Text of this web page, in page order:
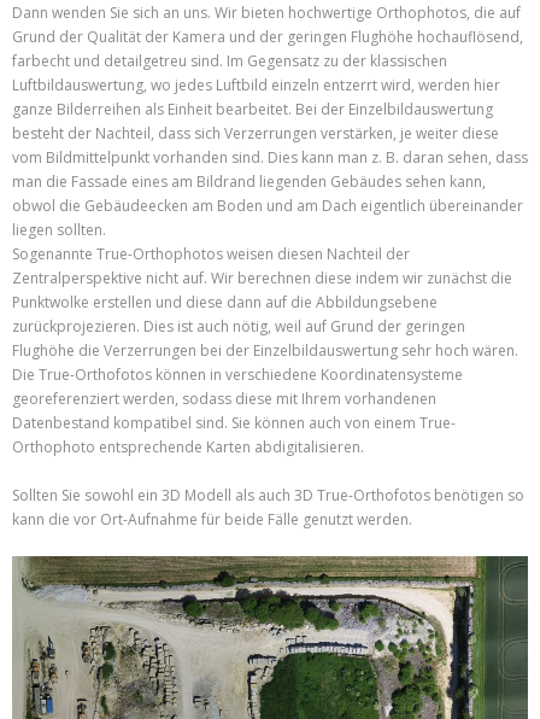
Dann wenden Sie sich an uns. Wir bieten hochwertige Orthophotos, die auf
Grund der Qualität der Kamera und der geringen Flughöhe hochauflösend,
farbecht und detailgetreu sind. Im Gegensatz zu der klassischen
Luftbildauswertung, wo jedes Luftbild einzeln entzerrt wird, werden hier
ganze Bilderreihen als Einheit bearbeitet. Bei der Einzelbildauswertung
besteht der Nachteil, dass sich Verzerrungen verstärken, je weiter diese
vom Bildmittelpunkt vorhanden sind. Dies kann man z. B. daran sehen, dass
man die Fassade eines am Bildrand liegenden Gebäudes sehen kann,
obwol die Gebäudeecken am Boden und am Dach eigentlich übereinander
liegen sollten.
Sogenannte True-Orthophotos weisen diesen Nachteil der
Zentralperspektive nicht auf. Wir berechnen diese indem wir zunächst die
Punktwolke erstellen und diese dann auf die Abbildungsebene
zurückprojezieren. Dies ist auch nötig, weil auf Grund der geringen
Flughöhe die Verzerrungen bei der Einzelbildauswertung sehr hoch wären.
Die True-Orthofotos können in verschiedene Koordinatensysteme
georeferenziert werden, sodass diese mit Ihrem vorhandenen
Datenbestand kompatibel sind. Sie können auch von einem True-
Orthophoto entsprechende Karten abdigitalisieren.
Sollten Sie sowohl ein 3D Modell als auch 3D True-Orthofotos benötigen so
kann die vor Ort-Aufnahme für beide Fälle genutzt werden.